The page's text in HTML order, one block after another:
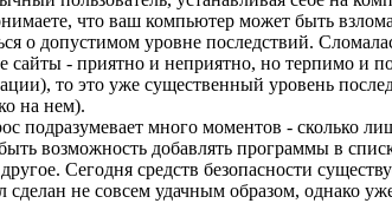
что ваш компьютер может быть
о допустимом уровне последствий.
сайты - приятно и неприятно, но терпимо
то это уже существенный уровень
на нем).
подразумевает много моментов - сколько
возможность добавлять программы в
Сегодня средств безопасности
не совсем удачным образом, однако